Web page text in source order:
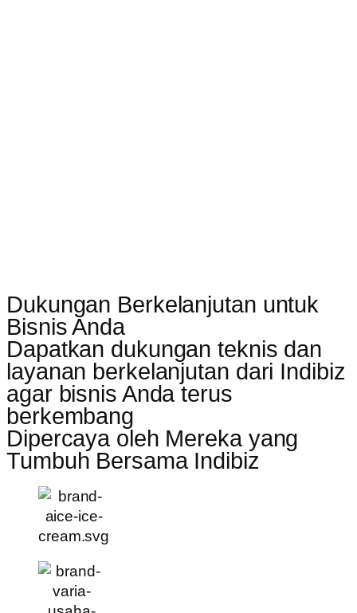
Dukungan Berkelanjutan untuk
Bisnis Anda
Dapatkan dukungan teknis dan
layanan berkelanjutan dari Indibiz
agar bisnis Anda terus
berkembang
Dipercaya oleh Mereka yang
Tumbuh Bersama Indibiz